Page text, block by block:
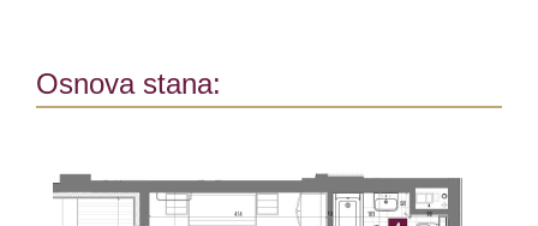
Osnova stana: